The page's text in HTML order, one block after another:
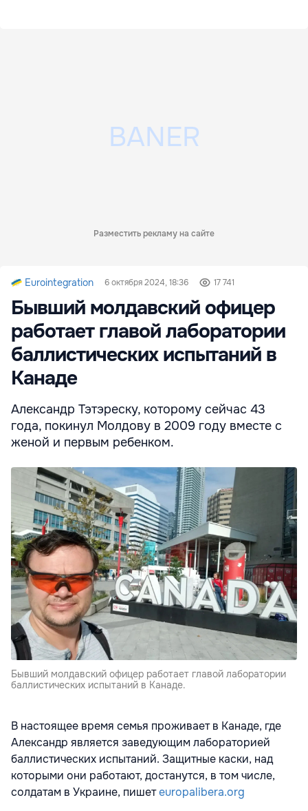
Разместить рекламу на сайте
Eurointegration 6 октября 2024, 18:36 17 741
Бывший молдавский офицер
работает главой лаборатории
баллистических испытаний в
Канаде
Александр Тэтэреску, которому сейчас 43
года, покинул Молдову в 2009 году вместе с
женой и первым ребенком.
Бывший молдавский офицер работает главой лаборатории
баллистических испытаний в Канаде.
В настоящее время семья проживает в Канаде, где
Александр является заведующим лабораторией
баллистических испытаний. Защитные каски, над
которыми они работают, достанутся, в том числе,
солдатам в Украине, пишетeuropalibera.org